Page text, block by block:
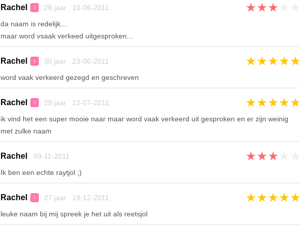
Rachel ♀ 28 jaar 10-06-2011 ★★★
da naam is redelijk...
maar word vsaak verkeed uitgesproken...
Rachel ♀ 30 jaar 23-06-2011 ★★★★
word vaak verkeerd gezegd en geschreven
Rachel ♀ 29 jaar 12-07-2011 ★★★★
ik vind het een super mooie naar maar word vaak verkeerd uit gesproken en er zijn weinig
met zulke naam
Rachel 09-11-2011 ★★★
Ik ben een echte raytjol ;)
Rachel ♀ 27 jaar 19-12-2011 ★★★★
leuke naam bij mij spreek je het uit als reetsjol